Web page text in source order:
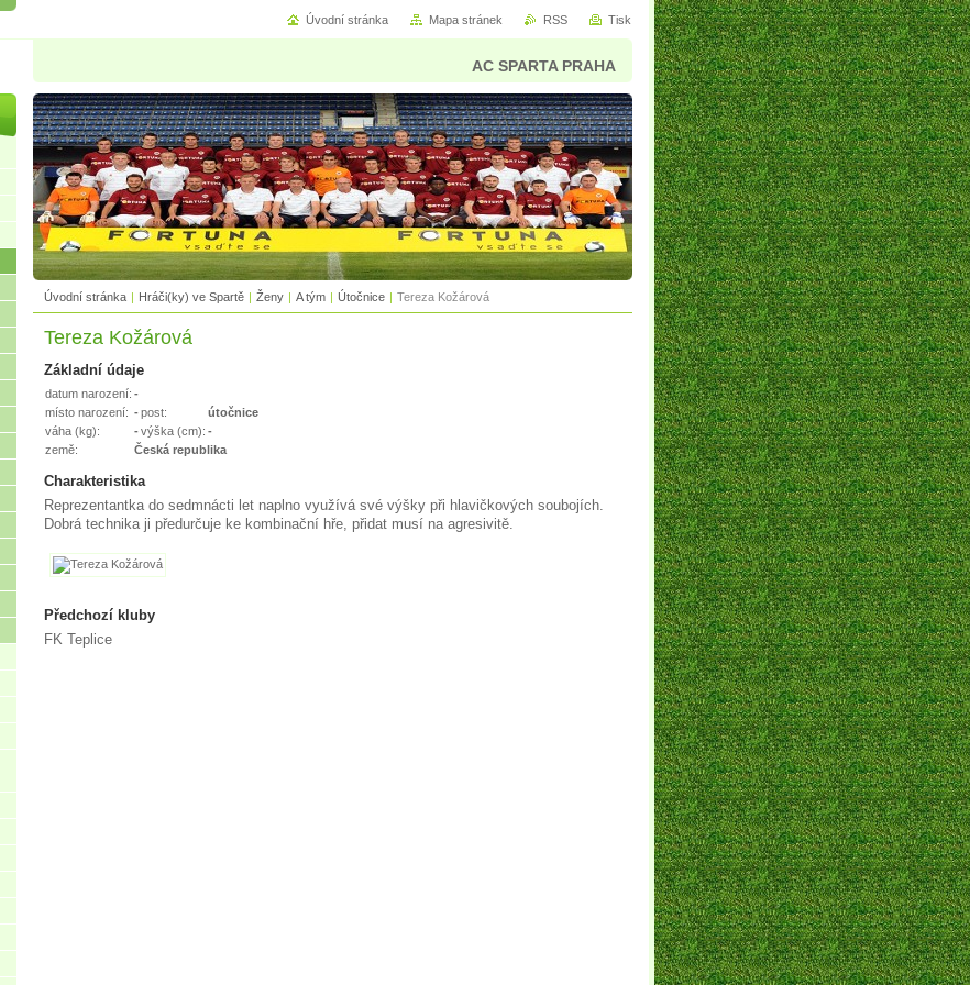
AC SPARTA PRAHA
Úvodní stránka | Hráči(ky) ve Spartě | Ženy | A tým | Útočnice | Tereza Kožárová
Tereza Kožárová
Základní údaje
datum narození: -
místo narození: -post:
útočnice
váha (kg):
-výška (cm): -
země:
Česká republika
Charakteristika
Reprezentantka do sedmnácti let naplno využívá své výšky při hlavičkových soubojích.
Dobrá technika ji předurčuje ke kombinační hře, přidat musí na agresivitě.
Předchozí kluby
FK Teplice
Úvodní stránka Mapa stránek RSS Tisk